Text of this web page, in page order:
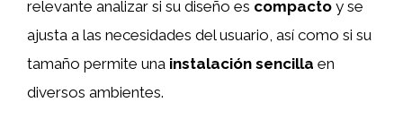
relevante analizar si su diseño es compacto y se
ajusta a las necesidades del usuario, así como si su
tamaño permite una instalación sencilla en
diversos ambientes.